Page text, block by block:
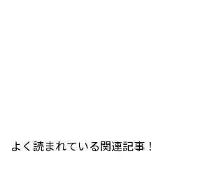
よく読まれている関連記事！